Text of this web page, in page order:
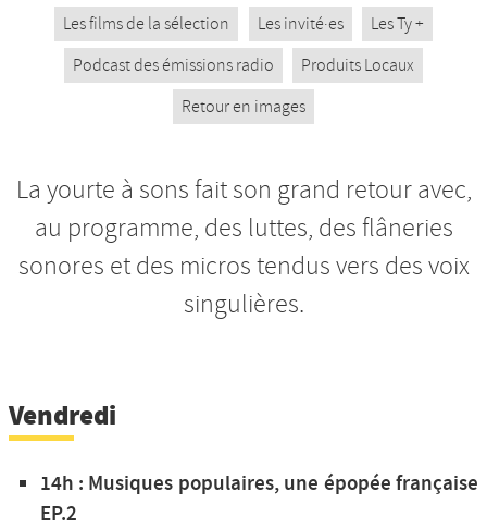
Les films de la sélection
Les invité·es
Les Ty +
Podcast des émissions radio
Produits Locaux
Retour en images
La yourte à sons fait son grand retour avec,
au programme, des luttes, des flâneries
sonores et des micros tendus vers des voix
singulières.
Vendredi
14h : Musiques populaires, une épopée française
EP.2